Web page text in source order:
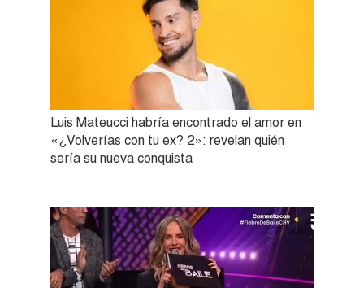
Luis Mateucci habría encontrado el amor en
«¿Volverías con tu ex? 2»: revelan quién
sería su nueva conquista